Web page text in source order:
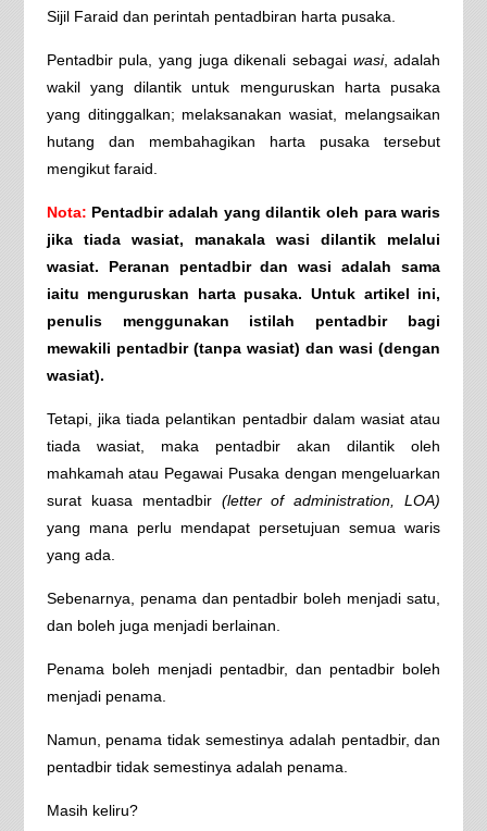
Sijil Faraid dan perintah pentadbiran harta pusaka.
Pentadbir pula, yang juga dikenali sebagai wasi, adalah
wakil yang dilantik untuk menguruskan harta pusaka
yang ditinggalkan; melaksanakan wasiat, melangsaikan
hutang dan membahagikan harta pusaka tersebut
mengikut faraid.
Nota: Pentadbir adalah yang dilantik oleh para waris
jika tiada wasiat, manakala wasi dilantik melalui
wasiat. Peranan pentadbir dan wasi adalah sama
iaitu menguruskan harta pusaka. Untuk artikel ini,
penulis menggunakan istilah pentadbir bagi
mewakili pentadbir (tanpa wasiat) dan wasi (dengan
wasiat).
Tetapi, jika tiada pelantikan pentadbir dalam wasiat atau
tiada wasiat, maka pentadbir akan dilantik oleh
mahkamah atau Pegawai Pusaka dengan mengeluarkan
surat kuasa mentadbir (letter of administration, LOA)
yang mana perlu mendapat persetujuan semua waris
yang ada.
Sebenarnya, penama dan pentadbir boleh menjadi satu,
dan boleh juga menjadi berlainan.
Penama boleh menjadi pentadbir, dan pentadbir boleh
menjadi penama.
Namun, penama tidak semestinya adalah pentadbir, dan
pentadbir tidak semestinya adalah penama.
Masih keliru?